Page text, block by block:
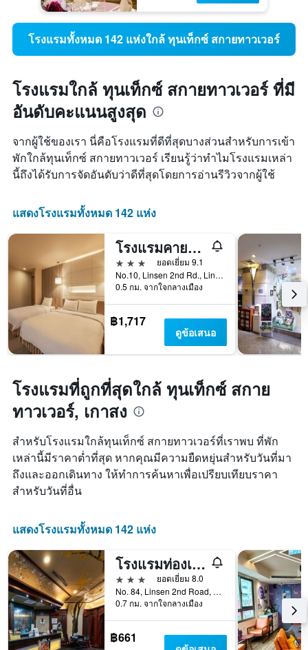
โรงแรมทั้งหมด 142 แห่งใกล้ ทุนเท็กซ์ สกายทาวเวอร์
โรงแรมใกล้ ทุนเท็กซ์ สกายทาวเวอร์ ที่มี
อันดับคะแนนสูงสุด
จากผู้ใช้ของเรา นี่คือโรงแรมที่ดีที่สุดบางส่วนสำหรับการเข้า
พักใกล้ทุนเท็กซ์ สกายทาวเวอร์ เรียนรู้ว่าทำไมโรงแรมเหล่า
นี้ถึงได้รับการจัดอันดับว่าดีที่สุดโดยการอ่านรีวิวจากผู้ใช้
แสดงโรงแรมทั้งหมด 142 แห่ง
โรงแรมคายน์เนส ย่านช้อปปิ้งซานโตว
3 ดาว
ยอดเยี่ยม 9.1
No.10, Linsen 2nd Rd., Lingya District, เกาสง, ไต้หวัน
0.5 กม. จากใจกลางเมือง
฿1,717
ดูข้อเสนอ
โรงแรมที่ถูกที่สุดใกล้ ทุนเท็กซ์ สกาย
ทาวเวอร์, เกาสง
สำหรับโรงแรมใกล้ทุนเท็กซ์ สกายทาวเวอร์ที่เราพบ ที่พัก
เหล่านี้มีราคาต่ำที่สุด หากคุณมีความยืดหยุ่นสำหรับวันที่มา
ถึงและออกเดินทาง ให้ทำการค้นหาเพื่อเปรียบเทียบราคา
สำหรับวันที่อื่น
แสดงโรงแรมทั้งหมด 142 แห่ง
โรงแรมท่องเที่ยว IHI Sanduo
3 ดาว
ยอดเยี่ยม 8.0
No. 84, Linsen 2nd Road, เกาสง, ไต้หวัน
0.7 กม. จากใจกลางเมือง
฿661